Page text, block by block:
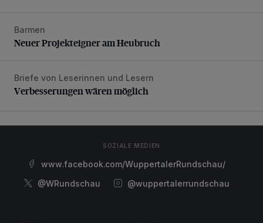
Neuer Projekteigner am Heubruch
Barmen
Neuer Projekteigner am Heubruch
Verbesserungen wären möglich
Briefe von Leserinnen und Lesern
Verbesserungen wären möglich
SOZIALE MEDIEN
www.facebook.com/WuppertalerRundschau/
@WRundschau
@wuppertalerrundschau